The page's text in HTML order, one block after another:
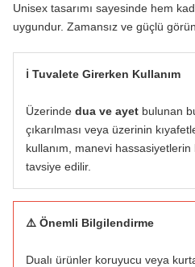
Unisex tasarımı sayesinde hem
uygundur. Zamansız ve güçlü
ℹ️ Tuvalete Girerken Kullanım
Üzerinde dua ve ayet bulunan
çıkarılması veya üzerinin
kullanım, manevi hassasiyetlerin
tavsiye edilir.
⚠️ Önemli Bilgilendirme
Dualı ürünler koruyucu veya